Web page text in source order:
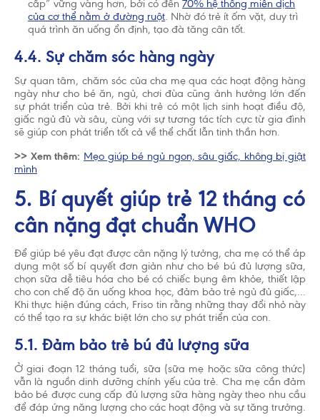
cấp” vững vàng hơn, bởi có đến70% hệ thống miễn dịch
của cơ thể nằm ở đường ruột. Nhờ đó trẻ ít ốm vặt, duy trì
quá trình ăn uống ổn định, tạo đà tăng cân tốt.
4.4. Sự chăm sóc hàng ngày
Sự quan tâm, chăm sóc của cha mẹ qua các hoạt động hàng
ngày như cho bé ăn, ngủ, chơi đùa cũng ảnh hưởng lớn đến
sự phát triển của trẻ. Bởi khi trẻ có một lịch sinh hoạt điều độ,
giấc ngủ đủ và sâu, cùng với sự tương tác tích cực từ gia đình
sẽ giúp con phát triển tốt cả về thể chất lẫn tinh thần hơn.
>> Xem thêm: Mẹo giúp bé ngủ ngon, sâu giấc, không bị giật
mình
5. Bí quyết giúp trẻ 12 tháng có
cân nặng đạt chuẩn WHO
Để giúp bé yêu đạt được cân nặng lý tưởng, cha mẹ có thể áp
dụng một số bí quyết đơn giản như cho bé bú đủ lượng sữa,
chọn sữa dễ tiêu hóa cho bé có chiếc bụng êm khỏe, thiết lập
cho con chế độ ăn uống khoa học, đảm bảo trẻ ngủ đủ giấc,...
Khi thực hiện đúng cách, Friso tin rằng những thay đổi nhỏ này
có thể tạo ra sự khác biệt lớn cho sự phát triển của con.
5.1. Đảm bảo trẻ bú đủ lượng sữa
Ở giai đoạn 12 tháng tuổi, sữa (sữa mẹ hoặc sữa công thức)
vẫn là nguồn dinh dưỡng chính yếu của trẻ. Cha mẹ cần đảm
bảo bé được cung cấp đủ lượng sữa hàng ngày theo nhu cầu
để đáp ứng năng lượng cho các hoạt động và sự tăng trưởng.